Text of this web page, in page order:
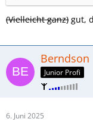
(Vielleicht ganz) gut,
Berndson
Junior Profi
6. Juni 2025